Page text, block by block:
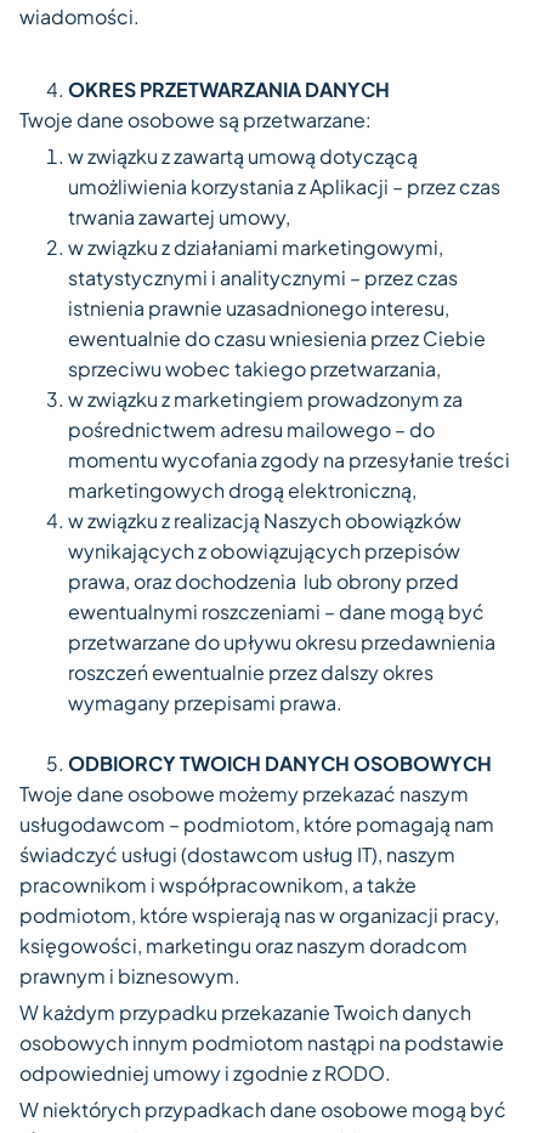
wiadomości.
OKRES PRZETWARZANIA DANYCH
Twoje dane osobowe są przetwarzane:
w związku z zawartą umową dotyczącą
umożliwienia korzystania z Aplikacji – przez czas
trwania zawartej umowy,
w związku z działaniami marketingowymi,
statystycznymi i analitycznymi – przez czas
istnienia prawnie uzasadnionego interesu,
ewentualnie do czasu wniesienia przez Ciebie
sprzeciwu wobec takiego przetwarzania,
w związku z marketingiem prowadzonym za
pośrednictwem adresu mailowego – do
momentu wycofania zgody na przesyłanie treści
marketingowych drogą elektroniczną,
w związku z realizacją Naszych obowiązków
wynikających z obowiązujących przepisów
prawa, oraz dochodzenia lub obrony przed
ewentualnymi roszczeniami – dane mogą być
przetwarzane do upływu okresu przedawnienia
roszczeń ewentualnie przez dalszy okres
wymagany przepisami prawa.
ODBIORCY TWOICH DANYCH OSOBOWYCH
Twoje dane osobowe możemy przekazać naszym
usługodawcom – podmiotom, które pomagają nam
świadczyć usługi (dostawcom usług IT), naszym
pracownikom i współpracownikom, a także
podmiotom, które wspierają nas w organizacji pracy,
księgowości, marketingu oraz naszym doradcom
prawnym i biznesowym.
W każdym przypadku przekazanie Twoich danych
osobowych innym podmiotom nastąpi na podstawie
odpowiedniej umowy i zgodnie z RODO.
W niektórych przypadkach dane osobowe mogą być